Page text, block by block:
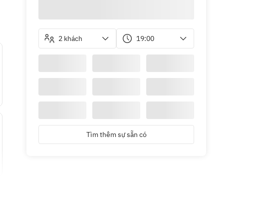
2 khách 19:00
Tìm thêm sự sẵn có